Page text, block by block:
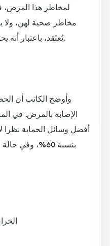
لمخاطر هذا المرض،
مخاطر صحية لهن، ولا
يُعتَقد، باعتبار أنه يحتوي على فيروسات غير نشطة.
وأوضح الكاتب أن
الإصابة بالمرض. في
أفضل وسائل الحماية نظرا
بنسبة 60%،
الخرافة 2: أغذية